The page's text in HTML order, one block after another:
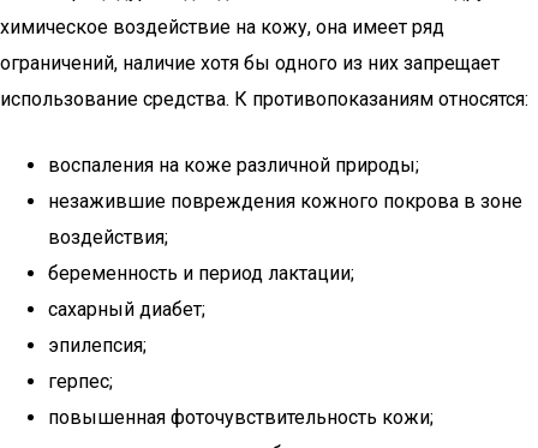
химическое воздействие на кожу, она имеет ряд
ограничений, наличие хотя бы одного из них запрещает
использование средства. К противопоказаниям относятся:
воспаления на коже различной природы;
незажившие повреждения кожного покрова в зоне
воздействия;
беременность и период лактации;
сахарный диабет;
эпилепсия;
герпес;
повышенная фоточувствительность кожи;